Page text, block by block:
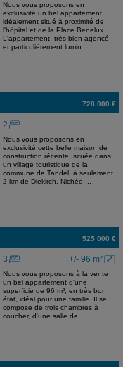
Nous vous proposons en
exclusivité un bel appartement
idéalement situé à proximité de
l'hôpital et de la Place Benelux.
L'appartement, très bien agencé
et particulièrement lumin...
728 000 €
2
Nous vous proposons en
exclusivité cette belle maison de
construction récente, située dans
un village touristique de la
commune de Tandel, à seulement
2 km de Diekirch. Nichée ...
525 000 €
+/- 96 m²
3
Nous vous proposons à la vente
un bel appartement d'une
superficie de 96 m², en très bon
état, idéal pour une famille. Il se
compose de trois chambres à
coucher, d'une salle de...